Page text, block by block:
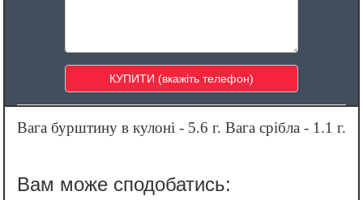
Вага бурштину в кулоні - 5.6 г. Вага срібла - 1.1 г.